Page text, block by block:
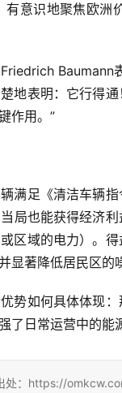
意识地聚焦欧
Baumann
地表明：它行得
作用。”
满足《清洁车辆
局也能获得经济
区域的电力）。
著降低居民区的
势如何具体体现
了日常运营中的能
处：https://